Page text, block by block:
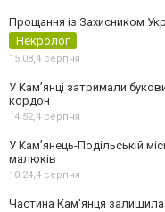
Прощання із Захисником
Некролог
15:08,4 серпня
У Кам’янці затримали
кордон
14:52,4 серпня
У Кам’янець-Подільській
малюків
10:24,4 серпня
Частина Кам'янця